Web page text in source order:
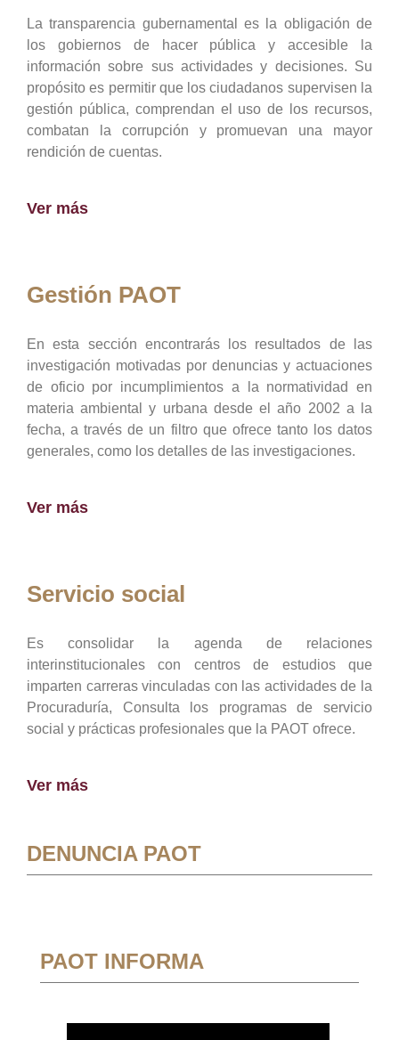
La transparencia gubernamental es la obligación de
los gobiernos de hacer pública y accesible la
información sobre sus actividades y decisiones. Su
propósito es permitir que los ciudadanos supervisen la
gestión pública, comprendan el uso de los recursos,
combatan la corrupción y promuevan una mayor
rendición de cuentas.
Ver más
Gestión PAOT
En esta sección encontrarás los resultados de las
investigación motivadas por denuncias y actuaciones
de oficio por incumplimientos a la normatividad en
materia ambiental y urbana desde el año 2002 a la
fecha, a través de un filtro que ofrece tanto los datos
generales, como los detalles de las investigaciones.
Ver más
Servicio social
Es consolidar la agenda de relaciones
interinstitucionales con centros de estudios que
imparten carreras vinculadas con las actividades de la
Procuraduría, Consulta los programas de servicio
social y prácticas profesionales que la PAOT ofrece.
Ver más
DENUNCIA PAOT
PAOT INFORMA